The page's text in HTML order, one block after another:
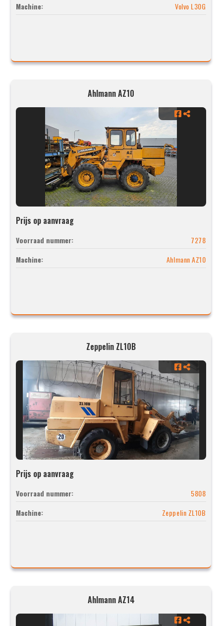
Machine:
Volvo L30G
Ahlmann AZ10
Prijs op aanvraag
Voorraad nummer:
7278
Machine:
Ahlmann AZ10
Zeppelin ZL10B
Prijs op aanvraag
Voorraad nummer:
5808
Machine:
Zeppelin ZL10B
Ahlmann AZ14